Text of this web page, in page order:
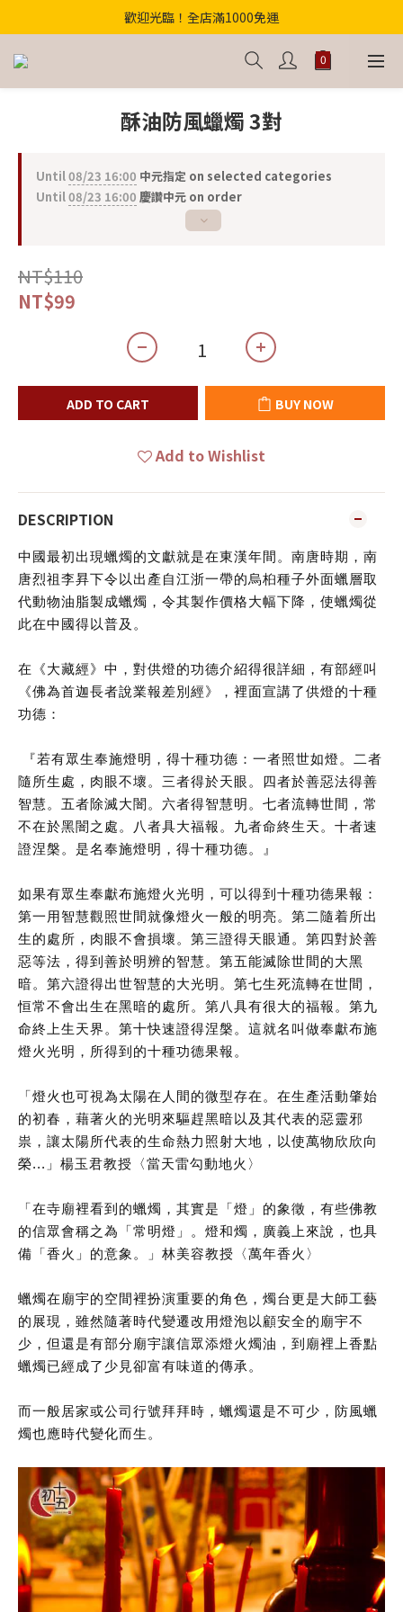
歡迎光臨！全店滿1000免運
歡迎光臨！全店滿1000免運
【首購優惠】結帳輸入"中元財庫168"滿千折百！
歡迎光臨！全店滿1000免運
酥油防風蠟燭 3對
Until08/23 16:00 中元指定 on selected categories
Until08/23 16:00 慶讚中元 on order
NT$110
NT$99
ADD TO CART BUY NOW
Add to Wishlist
DESCRIPTION
中國最初出現蠟燭的文獻就是在東漢年間。南唐時期，南
唐烈祖李昪下令以出產自江浙一帶的烏桕種子外面蠟層取
代動物油脂製成蠟燭，令其製作價格大幅下降，使蠟燭從
此在中國得以普及。
在《大藏經》中，對供燈的功德介紹得很詳細，有部經叫
《佛為首迦長者說業報差別經》，裡面宣講了供燈的十種
功德：
『若有眾生奉施燈明，得十種功德： 一者照世如燈。二者
隨所生處，肉眼不壞。三者得於天眼。四者於善惡法得善
智慧。五者除滅大闇。六者得智慧明。七者流轉世間，常
不在於黑闇之處。八者具大福報。九者命終生天。十者速
證涅槃。是名奉施燈明，得十種功德。』
如果有眾生奉獻布施燈火光明，可以得到十種功德果報：
第一用智慧觀照世間就像燈火一般的明亮。第二隨着所出
生的處所，肉眼不會損壞。第三證得天眼通。第四對於善
惡等法，得到善於明辨的智慧。第五能滅除世間的大黑
暗。第六證得出世智慧的大光明。第七生死流轉在世間，
恒常不會出生在黑暗的處所。第八具有很大的福報。第九
命終上生天界。第十快速證得涅槃。這就名叫做奉獻布施
燈火光明，所得到的十種功德果報。
「燈火也可視為太陽在人間的微型存在。在生產活動肇始
的初春，藉著火的光明來驅趕黑暗以及其代表的惡靈邪
祟，讓太陽所代表的生命熱力照射大地，以使萬物欣欣向
榮...」楊玉君教授 〈當天雷勾動地火〉
「在寺廟裡看到的蠟燭，其實是「燈」的象徵，有些佛教
的信眾會稱之為「常明燈」。燈和燭，廣義上來說，也具
備「香火」的意象。」林美容教授〈萬年香火〉
蠟燭在廟宇的空間裡扮演重要的角色，燭台更是大師工藝
的展現，雖然隨著時代變遷改用燈泡以顧安全的廟宇不
少，但還是有部分廟宇讓信眾添燈火燭油，到廟裡上香點
蠟燭已經成了少見卻富有味道的傳承。
而一般居家或公司行號拜拜時，蠟燭還是不可少，防風蠟
燭也應時代變化而生。